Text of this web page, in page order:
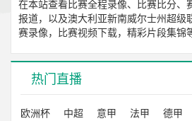
在本站查看比赛全程录像、比赛比分、
报道，以及澳大利亚新南威尔士州超级
赛录像，比赛视频下载，精彩片段集锦
热门直播
欧洲杯 中超 意甲 法甲 德甲